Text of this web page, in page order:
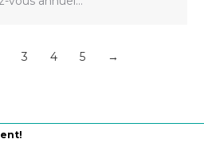
3 4 5 →